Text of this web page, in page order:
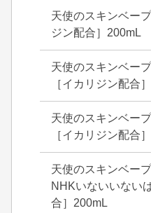
天使のスキンベー
ジン配合］200mL
天使のスキンベー
［イカリジン配合
天使のスキンベー
［イカリジン配合
天使のスキンベー
NHKいないいない
合］200mL